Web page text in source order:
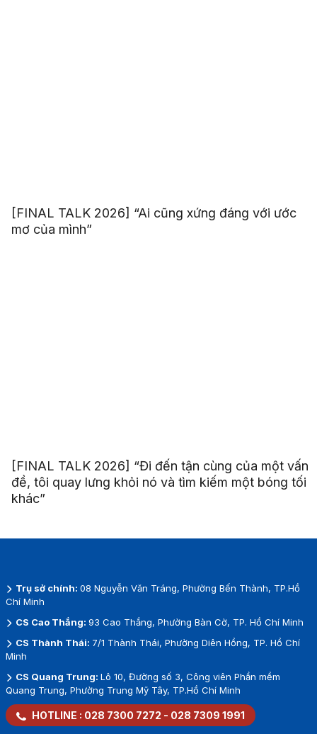
[FINAL TALK 2026] “Ai cũng xứng đáng với ước
mơ của mình”
[FINAL TALK 2026] “Đi đến tận cùng của một vấn
đề, tôi quay lưng khỏi nó và tìm kiếm một bóng tối
khác”
Trụ sở chính: 08 Nguyễn Văn Tráng, Phường Bến Thành, TP.Hồ
Chí Minh
CS Cao Thắng: 93 Cao Thắng, Phường Bàn Cờ, TP. Hồ Chí Minh
CS Thành Thái: 7/1 Thành Thái, Phường Diên Hồng, TP. Hồ Chí
Minh
CS Quang Trung: Lô 10, Đường số 3, Công viên Phần mềm
Quang Trung, Phường Trung Mỹ Tây, TP.Hồ Chí Minh
HOTLINE : 028 7300 7272 - 028 7309 1991